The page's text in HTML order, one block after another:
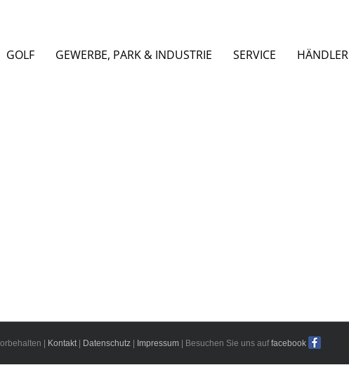
GOLF GEWERBE, PARK & INDUSTRIE SERVICE HÄNDLER
| Kontakt| Datenschutz Impressum | Besuchen Sie uns auffacebook